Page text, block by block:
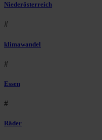
Niederösterreich
#
klimawandel
#
Essen
#
Räder